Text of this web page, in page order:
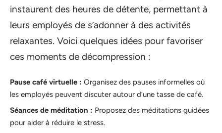
instaurent des heures de détente, permettant à
leurs employés de s’adonner à des activités
relaxantes. Voici quelques idées pour favoriser
ces moments de décompression :
Pause café virtuelle : Organisez des pauses informelles où
les employés peuvent discuter autour d’une tasse de café.
Séances de méditation : Proposez des méditations guidées
pour aider à réduire le stress.